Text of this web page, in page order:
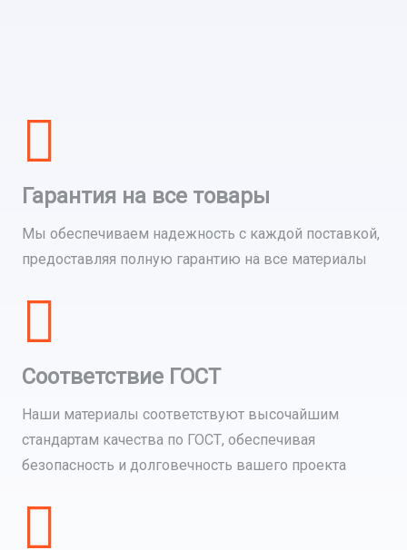
Гарантия на все товары
Мы обеспечиваем надежность с каждой поставкой,
предоставляя полную гарантию на все материалы
Соответствие ГОСТ
Наши материалы соответствуют высочайшим
стандартам качества по ГОСТ, обеспечивая
безопасность и долговечность вашего проекта